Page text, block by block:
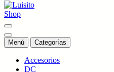
Tienda de colecciones
Menú Categorías
Accesorios
DC